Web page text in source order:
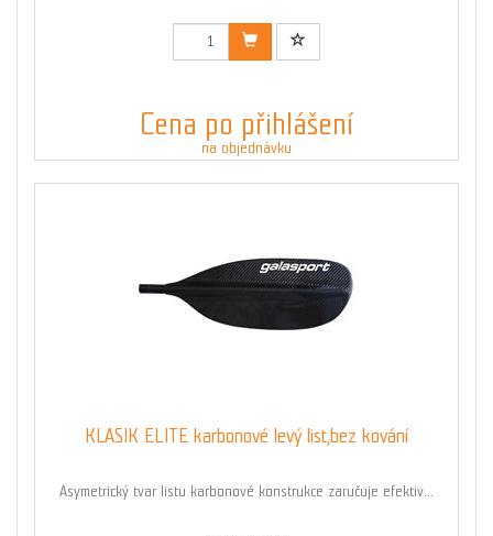
Cena po přihlášení
na objednávku
KLASIK ELITE karbonové levý list,bez kování
Asymetrický tvar listu karbonové konstrukce zaručuje efektiv...